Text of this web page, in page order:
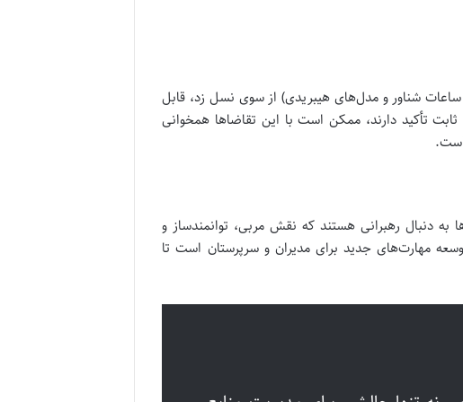
ساعات شناور و مدل‌های هیبریدی) از سوی نسل زد، قابل
تأکید دارند، ممکن است با این تقاضاها همخوانی
است.
دنبال رهبرانی هستند که نقش مربی، توانمندساز و
مهارت‌های جدید برای مدیران و سرپرستان است تا